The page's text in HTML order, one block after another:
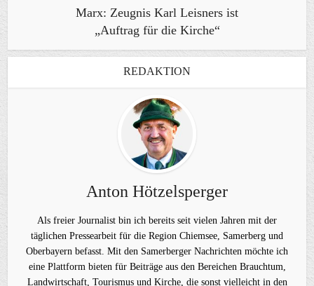
Marx: Zeugnis Karl Leisners ist
„Auftrag für die Kirche“
REDAKTION
Anton Hötzelsperger
Als freier Journalist bin ich bereits seit vielen Jahren mit der
täglichen Pressearbeit für die Region Chiemsee, Samerberg und
Oberbayern befasst. Mit den Samerberger Nachrichten möchte ich
eine Plattform bieten für Beiträge aus den Bereichen Brauchtum,
Landwirtschaft, Tourismus und Kirche, die sonst vielleicht in den